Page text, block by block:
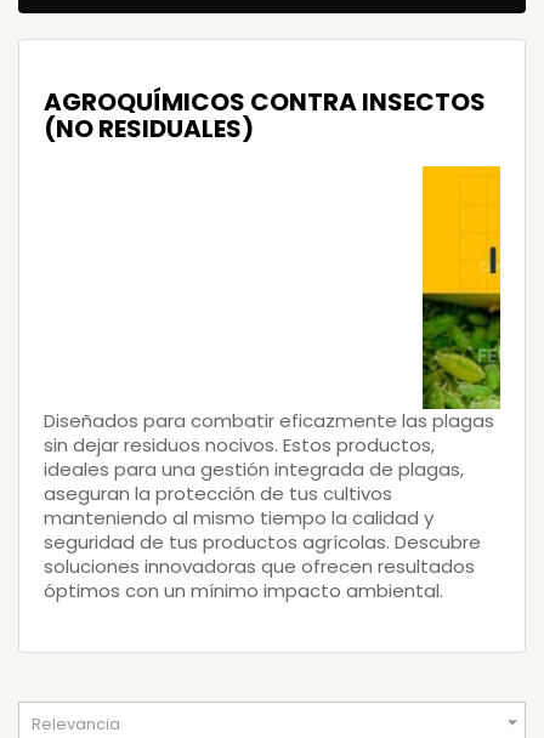
AGROQUÍMICOS CONTRA INSECTOS
(NO RESIDUALES)
Diseñados para combatir eficazmente las plagas
sin dejar residuos nocivos. Estos productos,
ideales para una gestión integrada de plagas,
aseguran la protección de tus cultivos
manteniendo al mismo tiempo la calidad y
seguridad de tus productos agrícolas. Descubre
soluciones innovadoras que ofrecen resultados
óptimos con un mínimo impacto ambiental.
Relevancia 